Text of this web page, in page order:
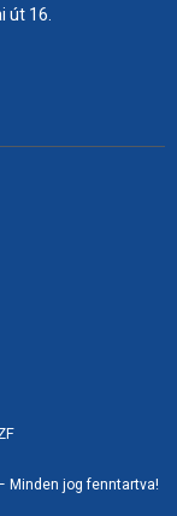
út 16.
Minden jog fenntartva!